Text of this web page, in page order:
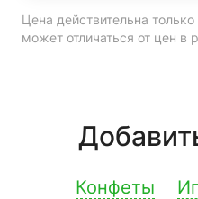
Цена действительна
может отличаться от цен в
Конфеты